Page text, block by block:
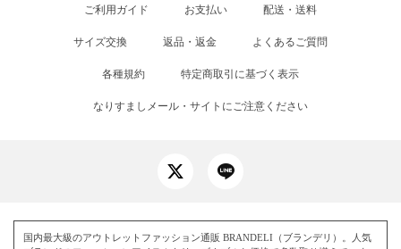
ご利用ガイド お支払い 配送・送料
サイズ交換 返品・返金 よくあるご質問
各種規約 特定商取引に基づく表示
なりすましメール・サイトにご注意ください
国内最大級のアウトレットファッション通販 BRANDELI（ブランデリ）。人気